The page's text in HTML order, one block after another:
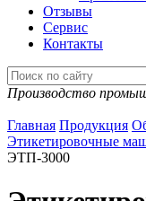
Отзывы
Сервис
Контакты
Производство
Главная Продукция
Этикетировочные
ЭТП-3000